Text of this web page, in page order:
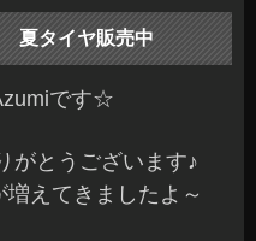
夏タイヤ販売中
です☆
がとうございます♪
えてきましたよ～